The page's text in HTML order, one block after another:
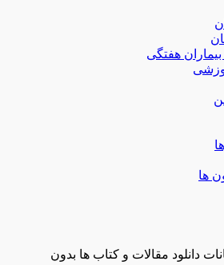
هفتگی
ها
دانلود مقالات و کتاب ها بدون